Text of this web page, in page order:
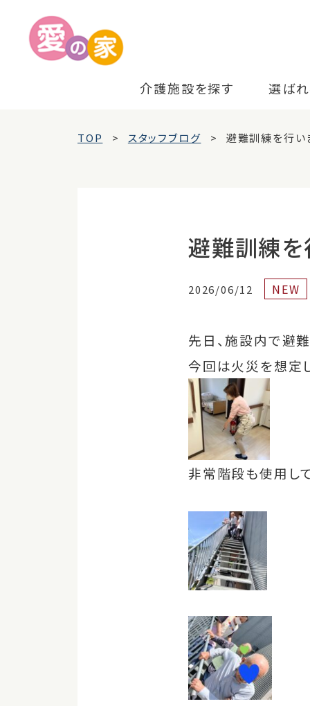
介護施設を探す 選ば
TOP スタッフブログ 避難訓練を行い
避難訓練を
2026/06/12 NEW
先日、施設内で避
今回は火災を想定
非常階段も使用し